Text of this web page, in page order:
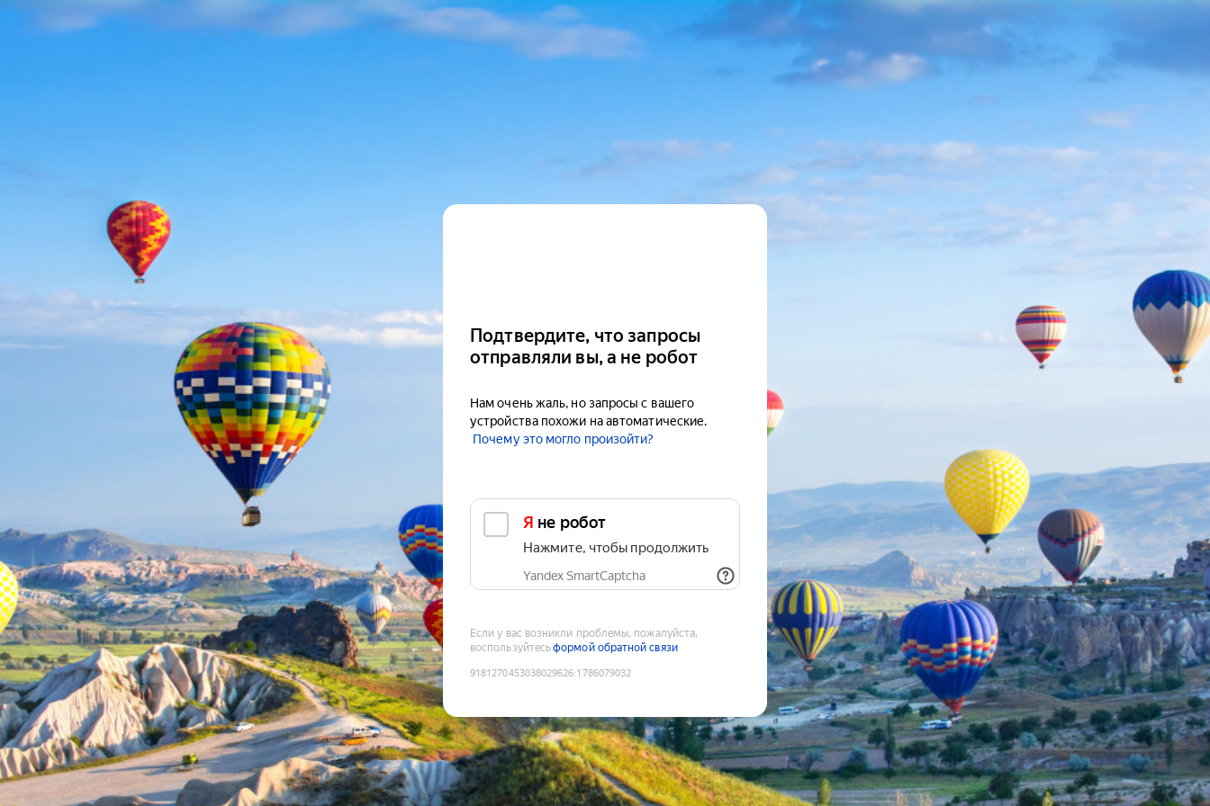
Подтвердите, что запросы
отправляли вы, а не робот
Нам очень жаль, но запросы с вашего
устройства похожи на автоматические.
Почему это могло произойти?
Я не робот
Нажмите, чтобы продолжить
Yandex SmartCaptcha
Если у вас возникли проблемы, пожалуйста,
воспользуйтесьформой обратной связи
9181270453038029626:1786079032